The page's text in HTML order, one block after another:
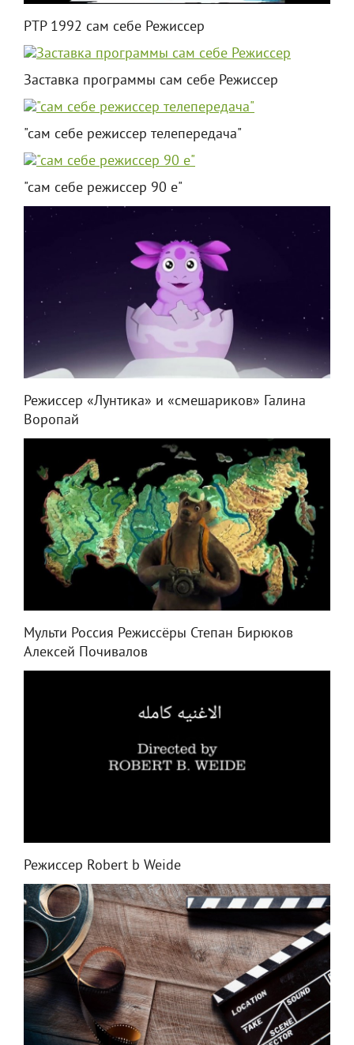
РТР 1992 сам себе Режиссер
Заставка программы сам себе Режиссер
"сам себе режиссер телепередача"
"сам себе режиссер 90 е"
Режиссер «Лунтика» и «смешариков» Галина
Воропай
Мульти Россия Режиссёры Степан Бирюков
Алексей Почивалов
Режиссер Robert b Weide